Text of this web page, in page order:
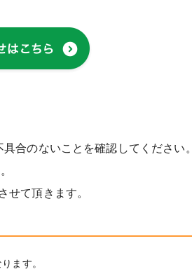
合のないことを確認してください。
せて頂きます。
ます。